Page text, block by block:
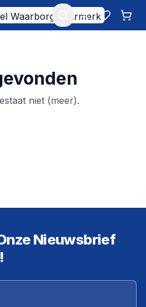
Mijn account
niet (meer).
Nieuwsbrief